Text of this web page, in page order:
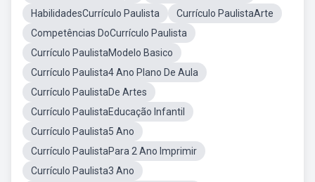
HabilidadesCurrículo Paulista
Currículo PaulistaArte
Competências DoCurrículo Paulista
Currículo PaulistaModelo Basico
Currículo Paulista4 Ano Plano De Aula
Currículo PaulistaDe Artes
Currículo PaulistaEducação Infantil
Currículo Paulista5 Ano
Currículo PaulistaPara 2 Ano Imprimir
Currículo Paulista3 Ano